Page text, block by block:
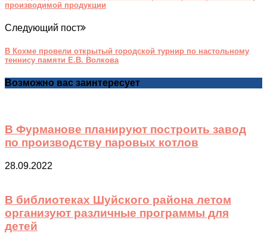
производимой продукции
Следующий пост
В Кохме провели открытый городской турнир по настольному
теннису памяти Е.В. Волкова
Возможно вас заинтересует
В Фурманове планируют построить завод
по производству паровых котлов
28.09.2022
В библиотеках Шуйского района летом
организуют различные программы для
детей